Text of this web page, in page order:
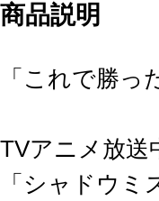
商品説明
「これで勝っ
TVアニメ放送
「シャドウ